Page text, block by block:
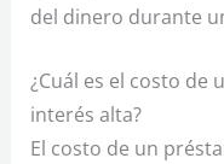
del dinero durante
¿Cuál es el costo de
interés alta?
El costo de un